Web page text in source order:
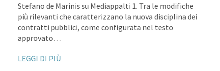
Stefano de Marinis su Mediappalti 1. Tra le modifiche
più rilevanti che caratterizzano la nuova disciplina dei
contratti pubblici, come configurata nel testo
approvato…
LEGGI DI PIÙ